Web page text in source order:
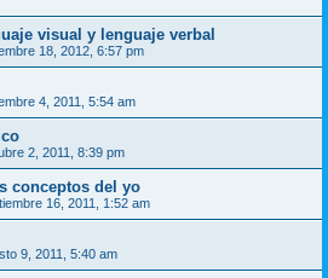
visual y lenguaje verbal
18, 2012, 6:57 pm
4, 2011, 5:54 am
2, 2011, 8:39 pm
conceptos del yo
16, 2011, 1:52 am
9, 2011, 5:40 am